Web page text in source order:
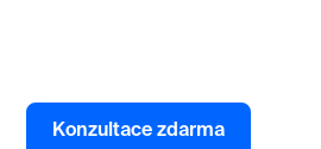
Konzultace zdarma